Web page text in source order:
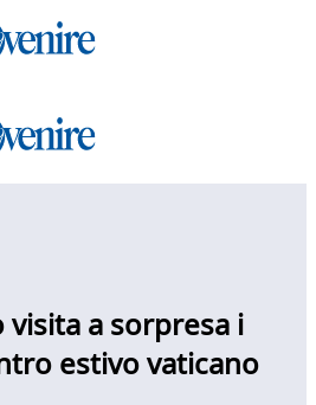
visita a sorpresa i
estivo vaticano